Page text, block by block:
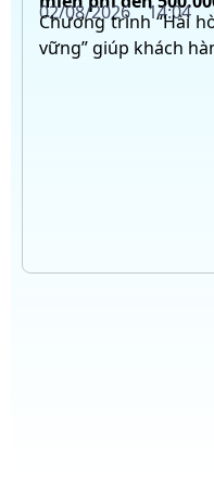
02/08/2026 14:04
Chương trình “Hài
vững” giúp khách